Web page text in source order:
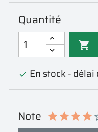
Quantité

 En stock -
Note